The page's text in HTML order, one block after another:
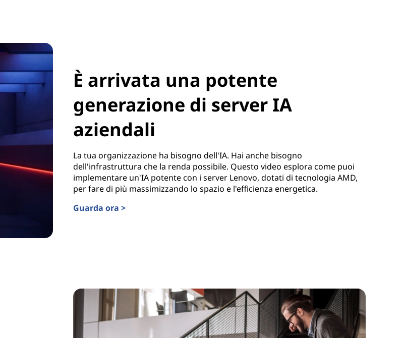
È arrivata una potente
generazione di server IA
aziendali
La tua organizzazione ha bisogno dell'IA. Hai anche bisogno
dell'infrastruttura che la renda possibile. Questo video esplora come puoi
implementare un'IA potente con i server Lenovo, dotati di tecnologia AMD,
per fare di più massimizzando lo spazio e l'efficienza energetica.
Guarda ora >